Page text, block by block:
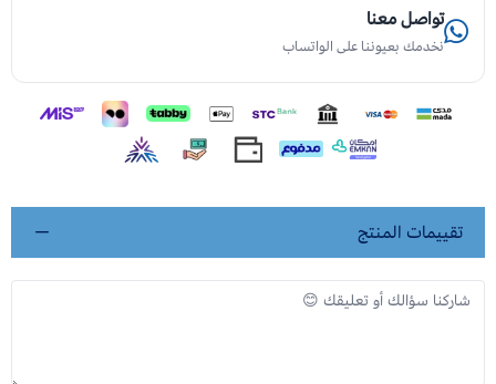
تواصل معنا
نخدمك بعيوننا على الواتساب
تقييمات المنتج